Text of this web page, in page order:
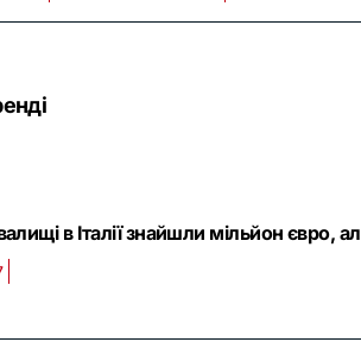
в Італії знайшли мільйон євро,